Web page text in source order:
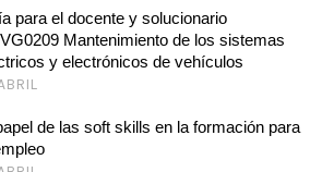
para el docente y solucionario
Mantenimiento de los sistemas
y electrónicos de vehículos
de las soft skills en la formación para